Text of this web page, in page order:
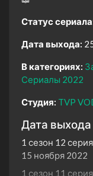
Статус
Дата выхода:
В категориях:
Сериалы 2022
Студия: TVP
Дата
1 сезон 12 серия
15 ноября 2022
1 сезон 11 серия